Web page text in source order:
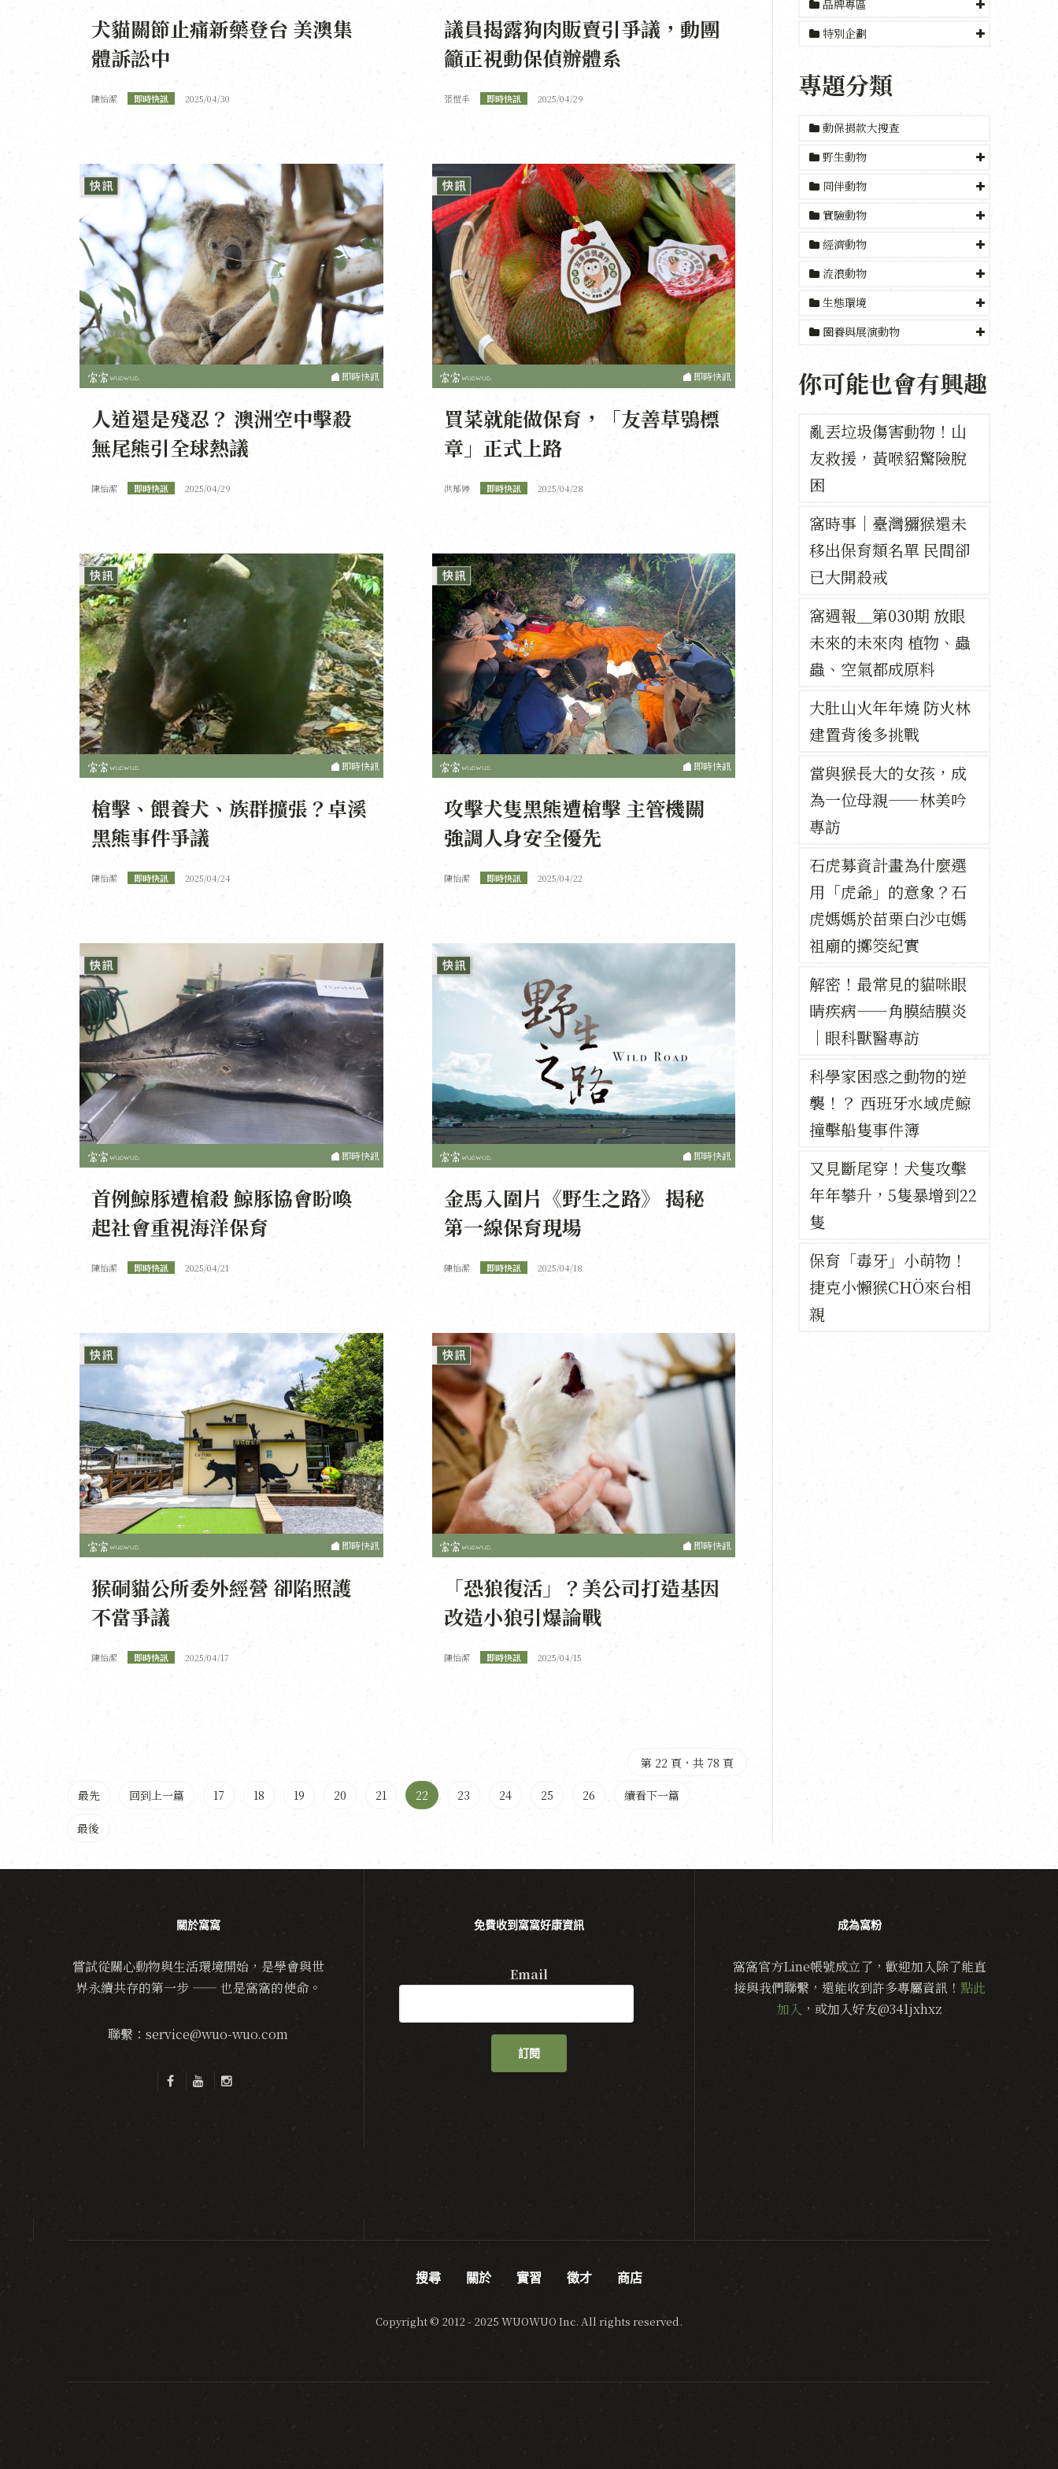
犬貓關節止痛新藥登台 美澳集
體訴訟中
陳怡潔 即時快訊 2025/04/30
議員揭露狗肉販賣引爭議，動團
籲正視動保偵辦體系
張愷丰 即時快訊 2025/04/29
即時快訊
人道還是殘忍？ 澳洲空中擊殺
無尾熊引全球熱議
陳怡潔 即時快訊 2025/04/29
即時快訊
買菜就能做保育，「友善草鴞標
章」正式上路
洪郁婷 即時快訊 2025/04/28
即時快訊
槍擊、餵養犬、族群擴張？卓溪
黑熊事件爭議
陳怡潔 即時快訊 2025/04/24
即時快訊
攻擊犬隻黑熊遭槍擊 主管機關
強調人身安全優先
陳怡潔 即時快訊 2025/04/22
即時快訊
首例鯨豚遭槍殺 鯨豚協會盼喚
起社會重視海洋保育
陳怡潔 即時快訊 2025/04/21
即時快訊
金馬入圍片《野生之路》 揭秘
第一線保育現場
陳怡潔 即時快訊 2025/04/18
即時快訊
猴硐貓公所委外經營 卻陷照護
不當爭議
陳怡潔 即時快訊 2025/04/17
即時快訊
「恐狼復活」？美公司打造基因
改造小狼引爆論戰
陳怡潔 即時快訊 2025/04/15
第 22 頁，共 78 頁
最先 回到上一篇 17 18 19 20 21 22 23 24 25 26 續看下一篇
最後
品牌專區
特別企劃
專題分類
動保捐款大搜查
野生動物
同伴動物
實驗動物
經濟動物
流浪動物
生態環境
圈養與展演動物
你可能也會有興趣
亂丟垃圾傷害動物！山
友救援，黃喉貂驚險脫
困
窩時事｜臺灣獼猴還未
移出保育類名單 民間卻
已大開殺戒
窩週報＿第030期 放眼
未來的未來肉 植物、蟲
蟲、空氣都成原料
大肚山火年年燒 防火林
建置背後多挑戰
當與猴長大的女孩，成
為一位母親——林美吟
專訪
石虎募資計畫為什麼選
用「虎爺」的意象？石
虎媽媽於苗栗白沙屯媽
祖廟的擲筊紀實
解密！最常見的貓咪眼
睛疾病——角膜結膜炎
｜眼科獸醫專訪
科學家困惑之動物的逆
襲！？ 西班牙水域虎鯨
撞擊船隻事件簿
又見斷尾穿！犬隻攻擊
年年攀升，5隻暴增到22
隻
保育「毒牙」小萌物！
捷克小懶猴CHÖ來台相
親
關於窩窩
嘗試從關心動物與生活環境開始，是學會與世
界永續共存的第一步 —— 也是窩窩的使命。
聯繫：service@wuo-wuo.com
免費收到窩窩好康資訊
Email
訂閱
成為窩粉
窩窩官方Line帳號成立了，歡迎加入除了能直
接與我們聯繫，還能收到許多專屬資訊！ 點此
加入 ，或加入好友@341jxhxz
搜尋 關於 實習 徵才 商店
Copyright © 2012 - 2025 WUOWUO Inc. All rights reserved.